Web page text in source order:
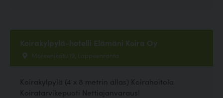
Koirakylpylä-hotelli Elämäni Koira Oy
Moreenikatu 19, Lappeenranta
Koirakylpylä (4 x 8 metrin allas) Koirahoitola
Koiratarvikepuoti Nettiajanvaraus!